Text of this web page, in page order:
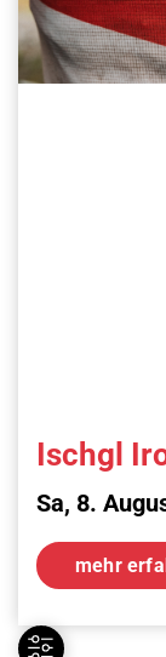
Ischgl
Sa, 8.
mehr